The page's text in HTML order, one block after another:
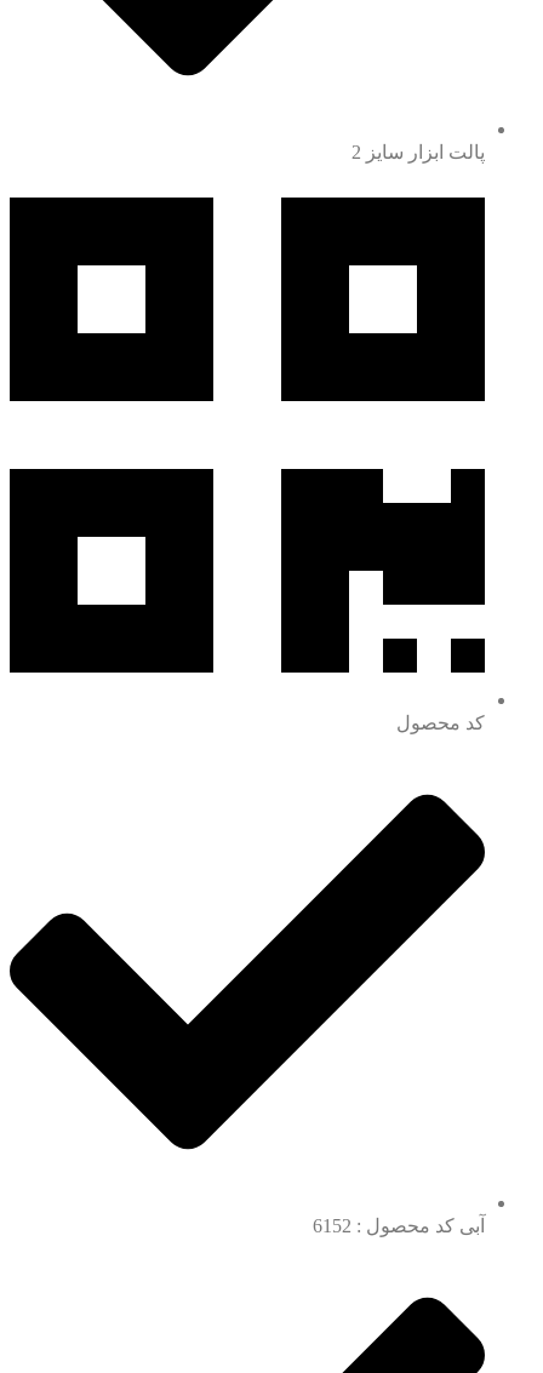
پالت ابزار سایز 2
کد محصول
آبی کد محصول : 6152